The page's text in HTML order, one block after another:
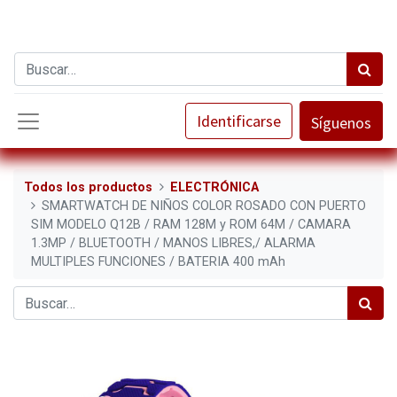
Identificarse Síguenos
Todos los productos
ELECTRÓNICA
SMARTWATCH DE NIÑOS COLOR ROSADO CON PUERTO
SIM MODELO Q12B / RAM 128M y ROM 64M / CAMARA
1.3MP / BLUETOOTH / MANOS LIBRES,/ ALARMA
MULTIPLES FUNCIONES / BATERIA 400 mAh